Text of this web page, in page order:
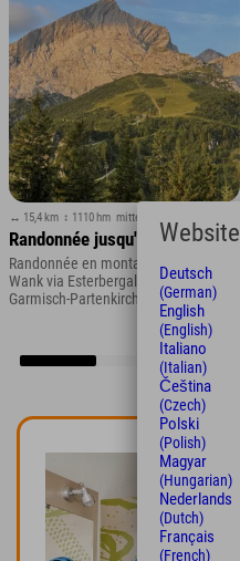
↔ 15,4 km ↕ 1110 hm mittel
Randonnée jusqu'au Wank
Randonnée en montagne jusqu'au
Wank via Esterbergalm, région de
Garmisch-Partenkirchen
Website
Deutsch
(German)
English
(English)
Italiano
(Italian)
Čeština
(Czech)
Polski
(Polish)
Magyar
(Hungarian)
Nederlands
(Dutch)
Français
(French)